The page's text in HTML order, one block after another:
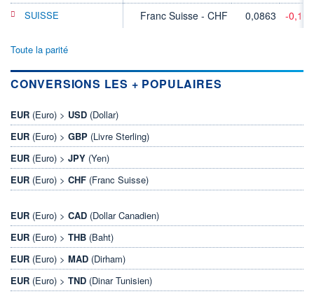
SUISSE Franc Suisse - CHF 0,0863 -
Toute la parité
CONVERSIONS LES + POPULAIRES
EUR (Euro) > USD (Dollar)
EUR (Euro) > GBP (Livre Sterling)
EUR (Euro) > JPY (Yen)
EUR (Euro) > CHF (Franc Suisse)
EUR (Euro) > CAD (Dollar Canadien)
EUR (Euro) > THB (Baht)
EUR (Euro) > MAD (Dirham)
EUR (Euro) > TND (Dinar Tunisien)